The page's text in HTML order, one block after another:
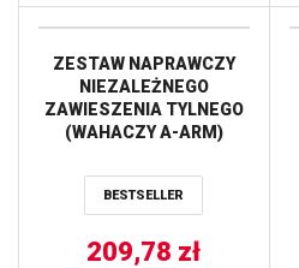
ZESTAW NAPRAWCZY
NIEZALEŻNEGO
ZAWIESZENIA TYLNEGO
(WAHACZY A-ARM)
800 (14) ALL BALLS
BESTSELLER
209,78 zł